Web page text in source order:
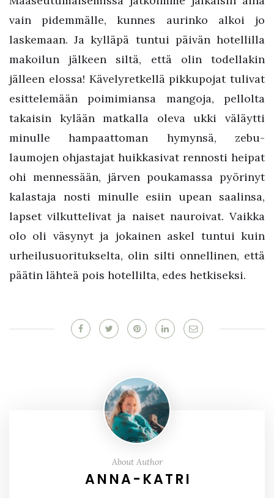
vain pidemmälle, kunnes aurinko alkoi jo
laskemaan. Ja kylläpä tuntui päivän hotellilla
makoilun jälkeen siltä, että olin todellakin
jälleen elossa! Kävelyretkellä pikkupojat tulivat
esittelemään poimimiansa mangoja, pellolta
takaisin kylään matkalla oleva ukki väläytti
minulle hampaattoman hymynsä, zebu-
laumojen ohjastajat huikkasivat rennosti heipat
ohi mennessään, järven poukamassa pyörinyt
kalastaja nosti minulle esiin upean saalinsa,
lapset vilkuttelivat ja naiset nauroivat. Vaikka
olo oli väsynyt ja jokainen askel tuntui kuin
urheilusuoritukselta, olin silti onnellinen, että
päätin lähteä pois hotellilta, edes hetkiseksi.
About Author
ANNA-KATRI